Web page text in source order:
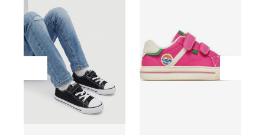
Przesuń w lewo